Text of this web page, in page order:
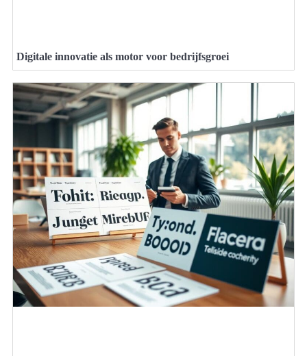
Digitale innovatie als motor voor bedrijfsgroei